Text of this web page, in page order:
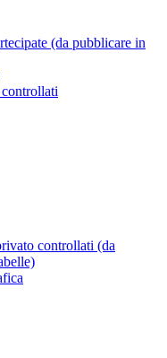
(da pubblicare in
controllati (da